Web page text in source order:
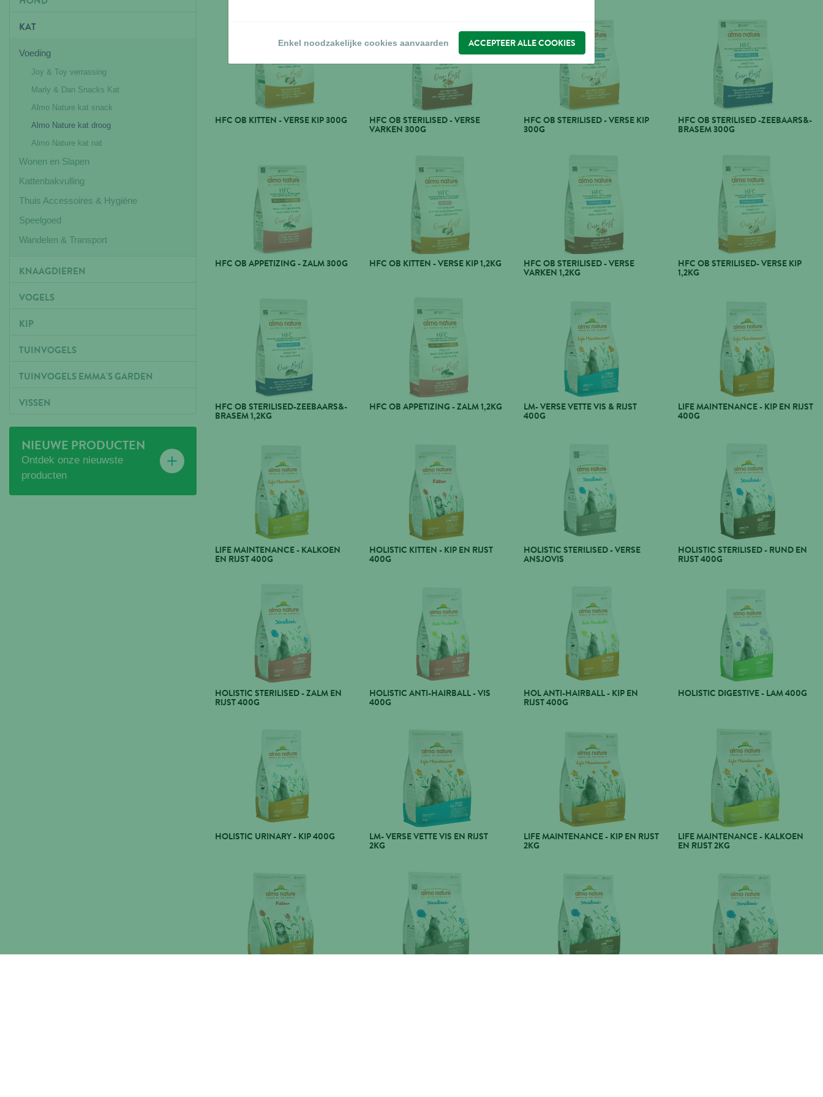
KAT
Voeding
Joy & Toy verrassing
Marly & Dan Snacks Kat
Almo Nature kat snack
Almo Nature kat droog
Almo Nature kat nat
Wonen en Slapen
Kattenbakvulling
Thuis Accessoires & Hygiëne
Speelgoed
Wandelen & Transport
KNAAGDIEREN
VOGELS
KIP
TUINVOGELS
TUINVOGELS EMMA'S GARDEN
VISSEN
NIEUWE PRODUCTEN
Ontdek onze nieuwste
producten
HFC OB KITTEN - VERSE KIP 300G HFC OB STERILISED - VERSE
VARKEN 300G
HFC OB STERILISED - VERSE KIP
300G
HFC OB STERILISED -ZEEBAARS&-
BRASEM 300G
HFC OB APPETIZING - ZALM 300G HFC OB KITTEN - VERSE KIP 1,2KG HFC OB STERILISED - VERSE
VARKEN 1,2KG
HFC OB STERILISED- VERSE KIP
1,2KG
HFC OB STERILISED-ZEEBAARS&-
BRASEM 1,2KG
HFC OB APPETIZING - ZALM 1,2KG LM- VERSE VETTE VIS & RIJST
400G
LIFE MAINTENANCE - KIP EN RIJST
400G
LIFE MAINTENANCE - KALKOEN
EN RIJST 400G
HOLISTIC KITTEN - KIP EN RIJST
400G
HOLISTIC STERILISED - VERSE
ANSJOVIS
HOLISTIC STERILISED - RUND EN
RIJST 400G
HOLISTIC STERILISED - ZALM EN
RIJST 400G
HOLISTIC ANTI-HAIRBALL - VIS
400G
HOL ANTI-HAIRBALL - KIP EN
RIJST 400G
HOLISTIC DIGESTIVE - LAM 400G
HOLISTIC URINARY - KIP 400G LM- VERSE VETTE VIS EN RIJST
2KG
LIFE MAINTENANCE - KIP EN RIJST
2KG
LIFE MAINTENANCE - KALKOEN
EN RIJST 2KG
Enkel noodzakelijke cookies aanvaarden ACCEPTEER ALLE COOKIES